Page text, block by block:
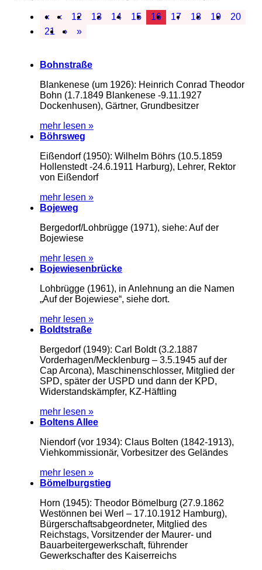
« ‹ 12 13 14 15 16 17 18 19
20
21
› »
Bohnstraße
Blankenese (um 1926): Heinrich Conrad Theodor
Bohn (1.7.1849 Blankenese -9.11.1927
Dockenhusen), Gärtner, Grundbesitzer
mehr lesen »
Böhrsweg
Eißendorf (1950): Wilhelm Böhrs (10.5.1859
Hollenstedt -24.6.1911 Harburg), Lehrer, Rektor
von Eißendorf
mehr lesen »
Bojeweg
Bergedorf/Lohbrügge (1971), siehe: Auf der
Bojewiese
mehr lesen »
Bojewiesenbrücke
Lohbrügge (1961), in Anlehnung an die Namen
„Auf der Bojewiese“, siehe dort.
mehr lesen »
Boldtstraße
Bergedorf (1949): Carl Boldt (3.2.1887
Vorderhagen/Mecklenburg – 3.5.1945 auf der
Cap Arcona), Maschinenschlosser, Mitglied der
SPD, später der USPD und dann der KPD,
Widerstandskämpfer, KZ-Häftling
mehr lesen »
Boltens Allee
Niendorf (vor 1934): Claus Bolten (1842-1913),
Viehkommissionär, Vorbesitzer des Geländes
mehr lesen »
Bömelburgstieg
Horn (1945): Theodor Bömelburg (27.9.1862
Westönnen bei Werl – 17.10.1912 Hamburg),
Bürgerschaftsabgeordneter, Mitglied des
Reichstags, Vorsitzender der Maurer- und
Bauarbeitergewerkschaft, führender
Gewerkschafter des Kaiserreichs